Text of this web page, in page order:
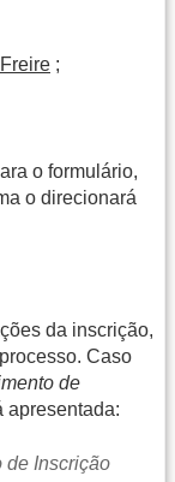
;
o formulário,
o direcionará
da inscrição,
Caso
de
apresentada: